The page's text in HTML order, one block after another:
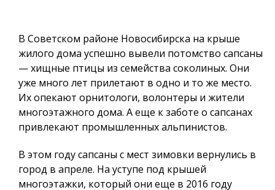
В Советском районе Новосибирска на крыше
жилого дома успешно вывели потомство сапсаны
— хищные птицы из семейства соколиных. Они
уже много лет прилетают в одно и то же место.
Их опекают орнитологи, волонтеры и жители
многоэтажного дома. А еще к заботе о сапсанах
привлекают промышленных альпинистов.
В этом году сапсаны с мест зимовки вернулись в
город в апреле. На уступе под крышей
многоэтажки, который они еще в 2016 году